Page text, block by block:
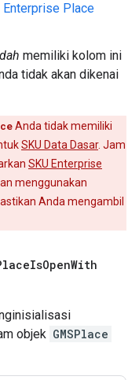
Enterprise Place
memiliki kolom ini
tidak akan dikenai
Anda tidak memiliki
SKU Data Dasar. Jam
SKU Enterprise
menggunakan
Anda mengambil
IsOpenWith
objek GMSPlace